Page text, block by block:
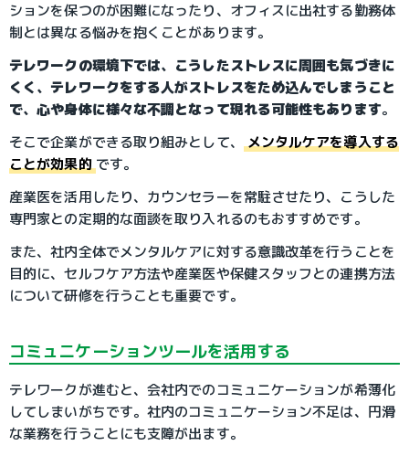
ションを保つのが困難になったり、オフィスに出社する勤務体
制とは異なる悩みを抱くことがあります。
テレワークの環境下では、こうしたストレスに周囲も気づきに
くく、テレワークをする人がストレスをため込んでしまうこと
で、心や身体に様々な不調となって現れる可能性もあります。
そこで企業ができる取り組みとして、
メンタルケアを導入する
ことが効果的です。
産業医を活用したり、カウンセラーを常駐させたり、こうした
専門家との定期的な面談を取り入れるのもおすすめです。
また、社内全体でメンタルケアに対する意識改革を行うことを
目的に、セルフケア方法や産業医や保健スタッフとの連携方法
について研修を行うことも重要です。
コミュニケーションツールを活用する
テレワークが進むと、会社内でのコミュニケーションが希薄化
してしまいがちです。社内のコミュニケーション不足は、円滑
な業務を行うことにも支障が出ます。